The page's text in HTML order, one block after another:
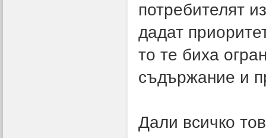
потребителят
дадат
то те биха
съдържание и
Дали всичко